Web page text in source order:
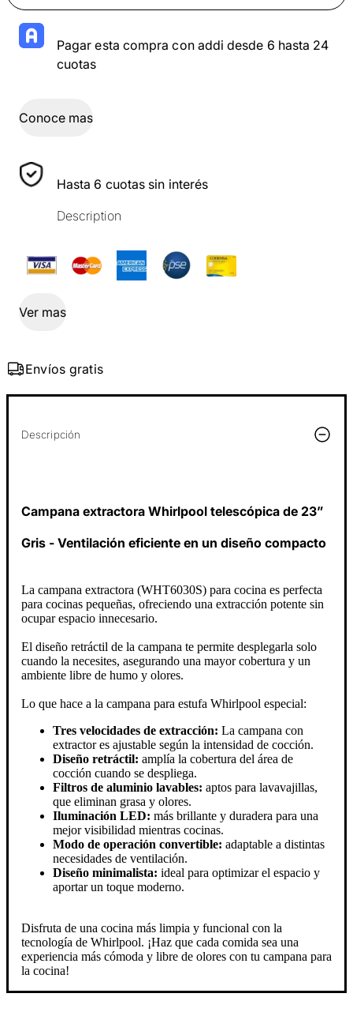
Pagar esta compra con addi desde 6 hasta 24
cuotas
Conoce mas
Hasta 6 cuotas sin interés
Description
Ver mas
Envíos gratis
Descripción
Campana extractora Whirlpool telescópica de 23”
Gris - Ventilación eficiente en un diseño compacto
La campana extractora (WHT6030S) para cocina es perfecta
para cocinas pequeñas, ofreciendo una extracción potente sin
ocupar espacio innecesario.
El diseño retráctil de la campana te permite desplegarla solo
cuando la necesites, asegurando una mayor cobertura y un
ambiente libre de humo y olores.
Lo que hace a la campana para estufa Whirlpool especial:
Tres velocidades de extracción: La campana con
extractor es ajustable según la intensidad de cocción.
Diseño retráctil: amplía la cobertura del área de
cocción cuando se despliega.
Filtros de aluminio lavables: aptos para lavavajillas,
que eliminan grasa y olores.
Iluminación LED: más brillante y duradera para una
mejor visibilidad mientras cocinas.
Modo de operación convertible: adaptable a distintas
necesidades de ventilación.
Diseño minimalista: ideal para optimizar el espacio y
aportar un toque moderno.
Disfruta de una cocina más limpia y funcional con la
tecnología de Whirlpool. ¡Haz que cada comida sea una
experiencia más cómoda y libre de olores con tu campana para
la cocina!